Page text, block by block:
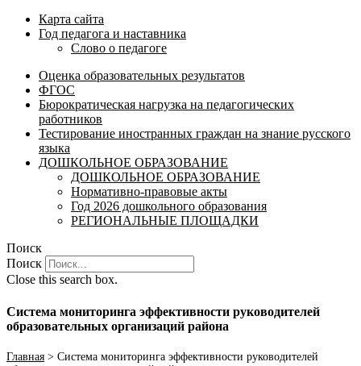
Карта сайта
Год педагога и наставника
Слово о педагоге
Оценка образовательных результатов
ФГОС
Бюрократическая нагрузка на педагогических
работников
Тестирование иностранных граждан на знание русского
языка
ДОШКОЛЬНОЕ ОБРАЗОВАНИЕ
ДОШКОЛЬНОЕ ОБРАЗОВАНИЕ
Нормативно-правовые акты
Год 2026 дошкольного образования
РЕГИОНАЛЬНЫЕ ПЛОЩАДКИ
Поиск
Поиск
Close this search box.
Система мониторинга эффективности руководителей
образовательных организаций района
Главная > Система мониторинга эффективности руководителей